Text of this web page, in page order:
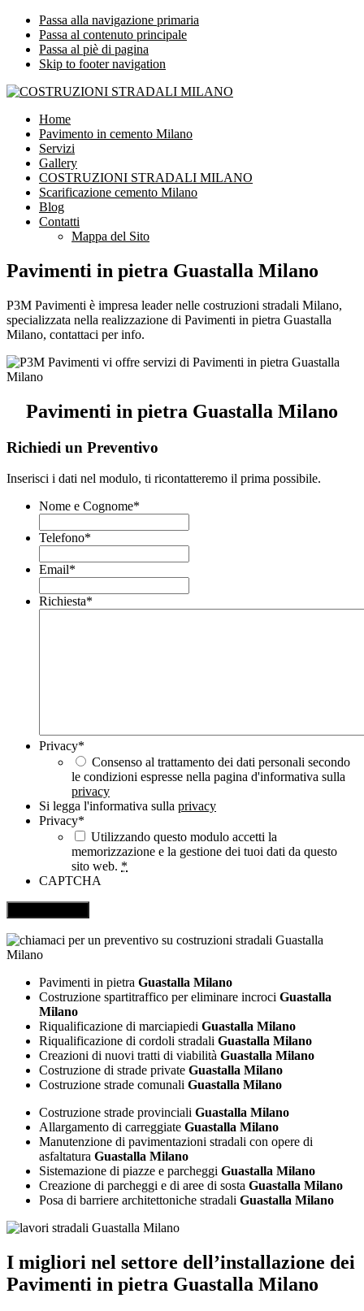
Passa alla navigazione primaria
Passa al contenuto principale
Passa al piè di pagina
Skip to footer navigation
COSTRUZIONI STRADALI MILANO
Impresa leader nelle costruzioni stradali Milano
Home
Pavimento in cemento Milano
Servizi
Gallery
COSTRUZIONI STRADALI MILANO
Scarificazione cemento Milano
Blog
Contatti
Mappa del Sito
Pavimenti in pietra Guastalla Milano
P3M Pavimenti è impresa leader nelle costruzioni stradali Milano,
specializzata nella realizzazione di Pavimenti in pietra Guastalla
Milano, contattaci per info.
Pavimenti in pietra Guastalla Milano
Richiedi un Preventivo
Inserisci i dati nel modulo, ti ricontatteremo il prima possibile.
Nome e Cognome*
Telefono*
Email*
Richiesta*
Privacy*
Consenso al trattamento dei dati personali secondo
le condizioni espresse nella pagina d'informativa sulla
privacy
Si legga l'informativa sulla privacy
Privacy*
Utilizzando questo modulo accetti la
memorizzazione e la gestione dei tuoi dati da questo
sito web. *
CAPTCHA
Pavimenti in pietra Guastalla Milano
Costruzione spartitraffico per eliminare incroci Guastalla
Milano
Riqualificazione di marciapiedi Guastalla Milano
Riqualificazione di cordoli stradali Guastalla Milano
Creazioni di nuovi tratti di viabilità Guastalla Milano
Costruzione di strade private Guastalla Milano
Costruzione strade comunali Guastalla Milano
Costruzione strade provinciali Guastalla Milano
Allargamento di carreggiate Guastalla Milano
Manutenzione di pavimentazioni stradali con opere di
asfaltatura Guastalla Milano
Sistemazione di piazze e parcheggi Guastalla Milano
Creazione di parcheggi e di aree di sosta Guastalla Milano
Posa di barriere architettoniche stradali Guastalla Milano
I migliori nel settore dell’installazione dei
Pavimenti in pietra Guastalla Milano